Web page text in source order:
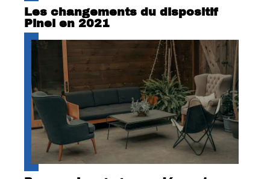
Les changements du dispositif
Pinel en 2021